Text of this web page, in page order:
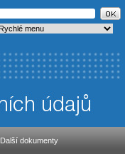
Další dokumenty